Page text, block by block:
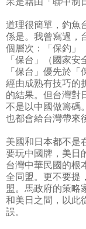
道理很簡單，釣魚
係是。我曾寫過，
個層次：「保釣」
「保台」（國家
「保台」優先於
經由成熟有技巧的
的結果。但台灣對
不是以中國做籌碼
也都會給台灣帶來
美國和日本都不是
要玩中國牌，美日
台灣中華民國的根
全同盟。更不要提
盟。馬政府的策略
和美日之間，以此
誤。